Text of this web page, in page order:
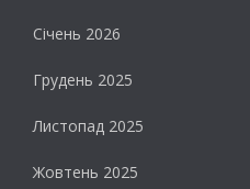
Січень 2026
Грудень 2025
Листопад 2025
Жовтень 2025